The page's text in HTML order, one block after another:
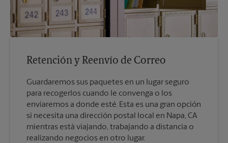
Retención y Reenvío de Correo
Guardaremos sus paquetes en un lugar seguro
para recogerlos cuando le convenga o los
enviaremos a donde esté. Esta es una gran opción
si necesita una dirección postal local en Napa, CA
mientras está viajando, trabajando a distancia o
realizando negocios en otro lugar.